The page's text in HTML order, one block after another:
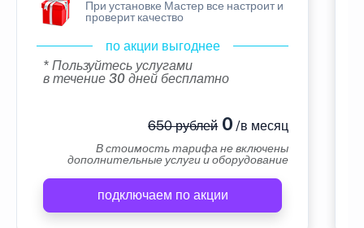
При установке Мастер все настроит и
проверит качество
по акции выгоднее
* Пользуйтесь услугами
в течение 30 дней бесплатно
650 рублей0 /в месяц
В стоимость тарифа не включены
дополнительные услуги и оборудование
подключаем по акции